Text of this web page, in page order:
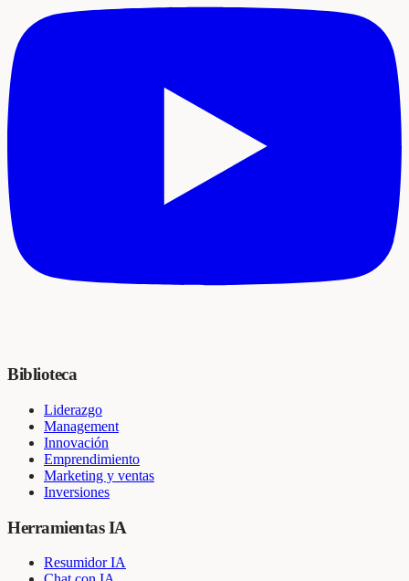
Biblioteca
Liderazgo
Management
Innovación
Emprendimiento
Marketing y ventas
Inversiones
Herramientas IA
Resumidor IA